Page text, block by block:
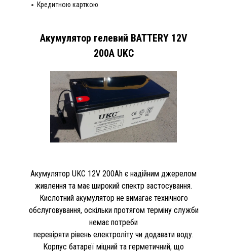
Кредитною карткою
Акумулятор гелевий BATTERY 12V
200A UKC
Акумулятор UKC 12V 200Ah є надійним джерелом
живлення та має широкий спектр застосування.
Кислотний акумулятор не вимагає технічного
обслуговування, оскільки протягом терміну служби
немає потреби
перевіряти рівень електроліту чи додавати воду.
Корпус батареї міцний та герметичний, що